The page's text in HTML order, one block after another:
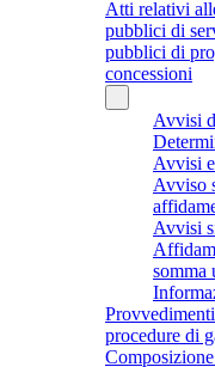
Atti relativi
pubblici di
pubblici di
concessioni
Avvisi
Avvisi
Avviso
Avvisi
somma
procedure di